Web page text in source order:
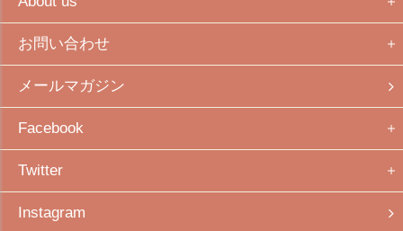
お問い合わせ
メールマガジン
Facebook
Twitter
Instagram